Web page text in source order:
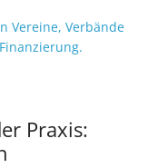
Praxis: